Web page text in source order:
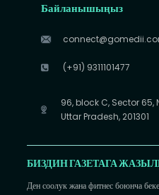
Байланышыңыз
(+91) 9311101477
96, block C, Sector 65,
Uttar Pradesh, 201301
БИЗДИН ГАЗЕТАГА
Ден соолук жана фитнес боюнча